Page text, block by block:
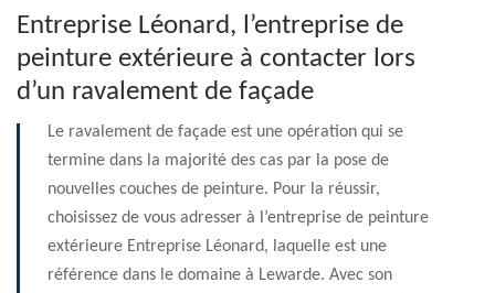
Entreprise Léonard, l’entreprise de
peinture extérieure à contacter lors
d’un ravalement de façade
Le ravalement de façade est une opération qui se
termine dans la majorité des cas par la pose de
nouvelles couches de peinture. Pour la réussir,
choisissez de vous adresser à l’entreprise de peinture
extérieure Entreprise Léonard, laquelle est une
référence dans le domaine à Lewarde. Avec son